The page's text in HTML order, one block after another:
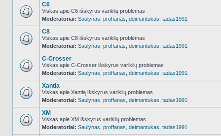
NO_UNREAD_POSTS
C6
Viskas apie C6 išskyrus variklių problemas
Moderatoriai: Saulynas proffanas deimantukas tadas1991
NO_UNREAD_POSTS
C8
Viskas apie C8 išskyrus variklių problemas
Moderatoriai: Saulynas proffanas deimantukas tadas1991
NO_UNREAD_POSTS
C-Crosser
Viskas apie C-Crosser išskyrus variklių problemas
Moderatoriai: Saulynas proffanas deimantukas tadas1991
NO_UNREAD_POSTS
Xantia
Viskas apie Xantią išskyrus variklių problemas
Moderatoriai: Saulynas proffanas deimantukas tadas1991
NO_UNREAD_POSTS
XM
Viskas apie XM išskyrus variklių problemas
Moderatoriai: Saulynas proffanas deimantukas tadas1991